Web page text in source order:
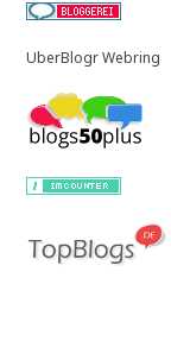
UberBlogr Webring